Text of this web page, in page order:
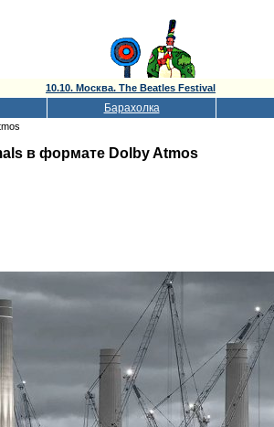
10.10. Москва. The Beatles Festival
Барахолка
в формате Dolby Atmos